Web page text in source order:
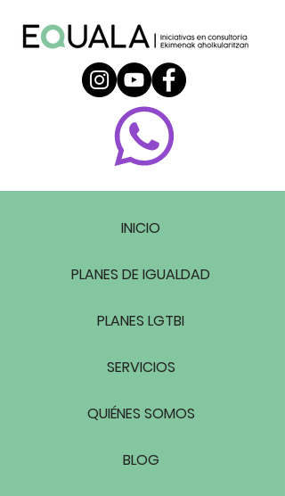
INICIO
PLANES DE IGUALDAD
PLANES LGTBI
SERVICIOS
QUIÉNES SOMOS
BLOG